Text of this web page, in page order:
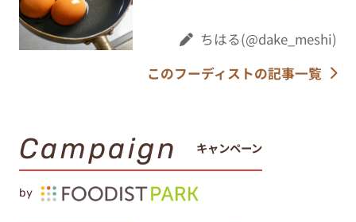
ちはる(@dake_meshi)
このフーディストの記事一覧
Campaign キャンペーン
by